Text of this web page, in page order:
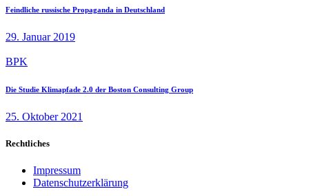
Feindliche russische Propaganda in Deutschland
29. Januar 2019
BPK
Die Studie Klimapfade 2.0 der Boston Consulting Group
25. Oktober 2021
Rechtliches
Impressum
Datenschutzerklärung